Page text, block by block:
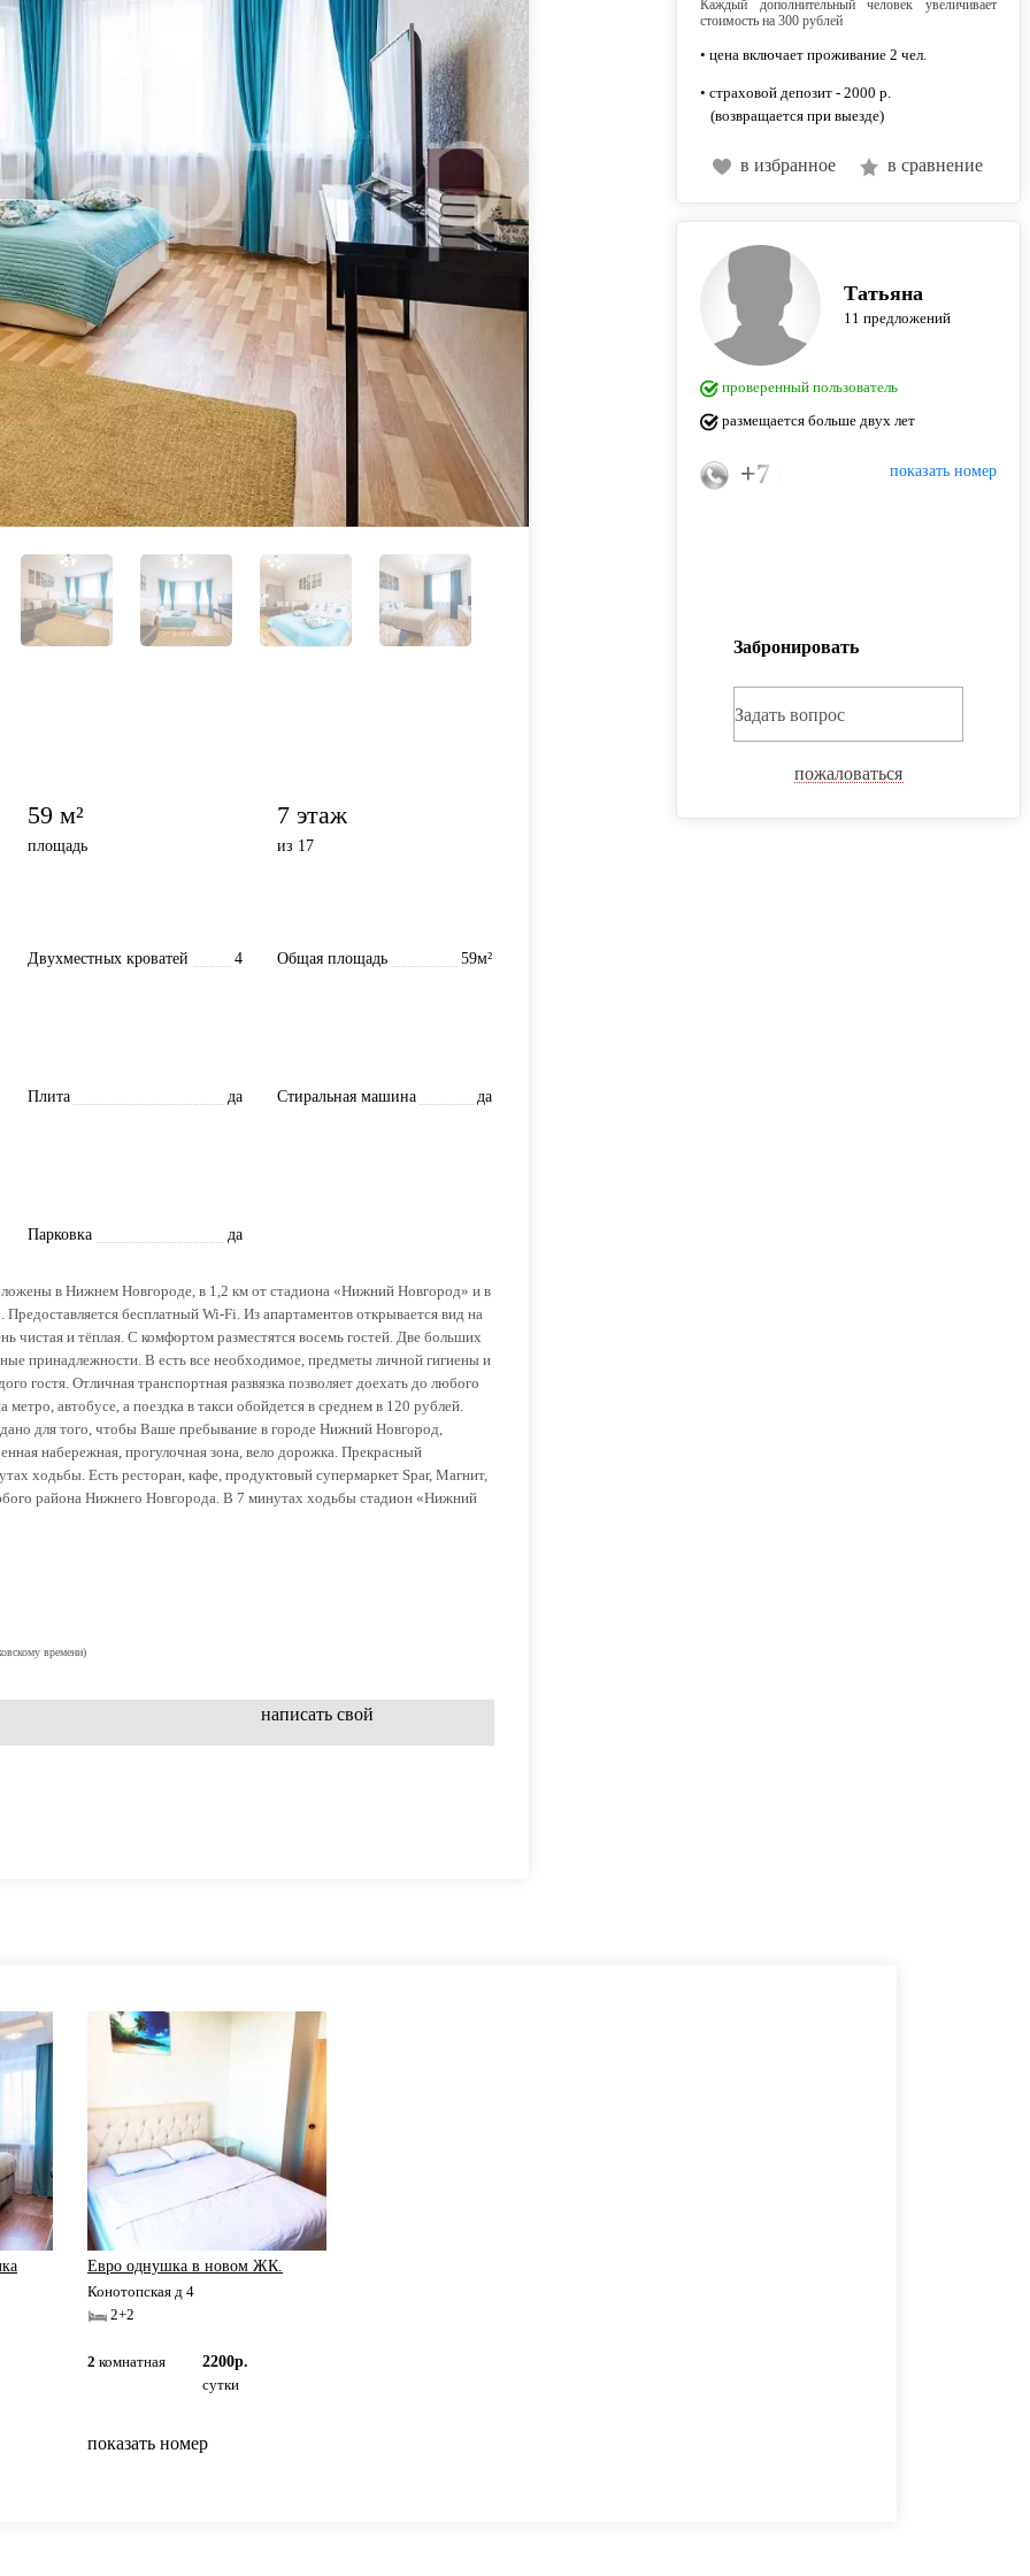
59 м²
площадь
7 этаж
из 17
Двухместных кроватей 4 Общая площадь 59м²
Плита да Стиральная машина да
Парковка да
в Нижнем Новгороде, в 1,2 км от стадиона «Нижний Новгород» и в
бесплатный Wi-Fi. Из апартаментов открывается вид на
и тёплая. C комфортом разместятся восемь гостей. Две больших
принадлежности. В есть все необходимое, предметы личной гигиены и
гостя. Отличная транспортная развязка позволяет доехать до любого
автобусе, а поездка в такси обойдется в среднем в 120 рублей.
для того, чтобы Ваше пребывание в городе Нижний Новгород,
набережная, прогулочная зона, вело дорожка. Прекрасный
ходьбы. Есть ресторан, кафе, продуктовый супермаркет Spar, Магнит,
района Нижнего Новгорода. В 7 минутах ходьбы стадион «Нижний
времени)
написать свой
Каждый дополнительный человек увеличивает
стоимость на 300 рублей
• цена включает проживание 2 чел.
• страховой депозит - 2000 р.
(возвращается при выезде)
в избранное в сравнение
Татьяна
11 предложений
проверенный пользователь
размещается больше двух лет
показать номер
+7 (920) 073-63-73
Забронировать
Задать вопрос
пожаловаться
Евро однушка в новом ЖК.
Конотопская д 4
2+2
2 комнатная
2200р.
сутки
показать номер